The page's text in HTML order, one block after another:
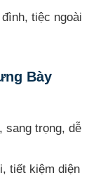
tiệc ngoài
Bày
sang trọng, dễ
tiết kiệm diện